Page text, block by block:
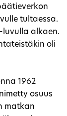
tultaessa.
alkaen.
oli
1962
osuus
matkan